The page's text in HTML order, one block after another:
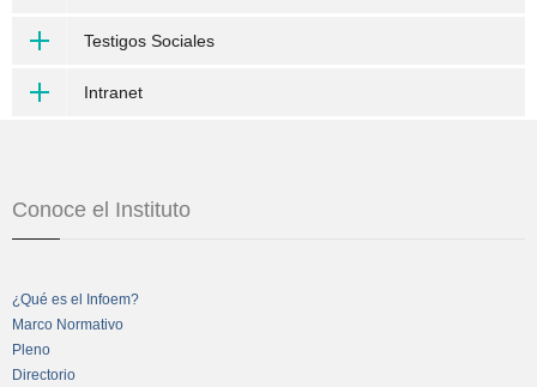
Testigos Sociales
Intranet
Conoce el Instituto
¿Qué es el Infoem?
Marco Normativo
Pleno
Directorio